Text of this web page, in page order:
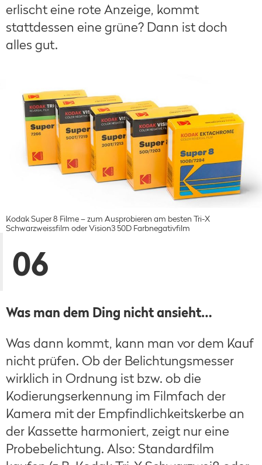
erlischt eine rote Anzeige, kommt
stattdessen eine grüne? Dann ist doch
alles gut.
Kodak Super 8 Filme – zum Ausprobieren am besten Tri-X
Schwarzweissfilm oder Vision3 50D Farbnegativfilm
06
Was man dem Ding nicht ansieht…
Was dann kommt, kann man vor dem Kauf
nicht prüfen. Ob der Belichtungsmesser
wirklich in Ordnung ist bzw. ob die
Kodierungserkennung im Filmfach der
Kamera mit der Empfindlichkeitskerbe an
der Kassette harmoniert, zeigt nur eine
Probebelichtung. Also: Standardfilm